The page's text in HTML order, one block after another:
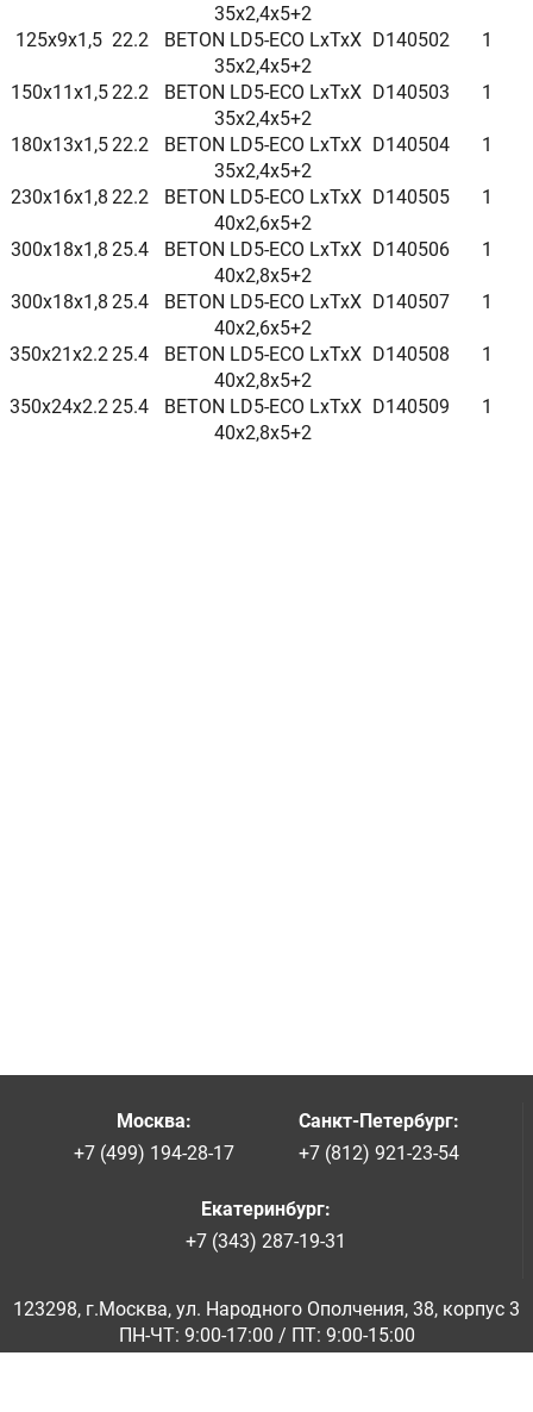
35x2,4x5+2
125x9x1,5 22.2
BETON LD5-ECO LxTxX
35x2,4x5+2
D140502 1
150x11x1,522.2
BETON LD5-ECO LxTxX
35x2,4x5+2
D140503 1
180x13x1,522.2
BETON LD5-ECO LxTxX
35x2,4x5+2
D140504 1
230x16x1,8 22.2
BETON LD5-ECO LxTxX
40x2,6x5+2
D140505 1
300x18x1,8 25.4
BETON LD5-ECO LxTxX
40x2,8x5+2
D140506 1
300x18x1,8 25.4
BETON LD5-ECO LxTxX
40x2,6x5+2
D140507 1
350x21x2.2 25.4
BETON LD5-ECO LxTxX
40x2,8x5+2
D140508 1
350x24x2.2 25.4
BETON LD5-ECO LxTxX
40x2,8x5+2
D140509 1
Москва:
+7 (499) 194-28-17
Санкт-Петербург:
+7 (812) 921-23-54
Екатеринбург:
+7 (343) 287-19-31
123298, г.Москва, ул. Народного Ополчения, 38, корпус 3
ПН-ЧТ: 9:00-17:00 / ПТ: 9:00-15:00